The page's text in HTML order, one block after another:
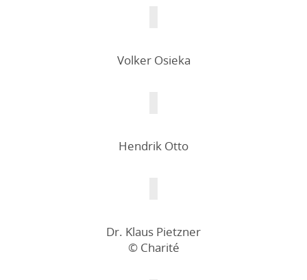
Volker Osieka
Hendrik Otto
Dr. Klaus Pietzner
© Charité